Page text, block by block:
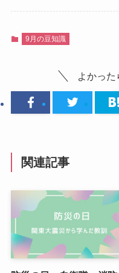
9月の豆知識
よかった
関連記事